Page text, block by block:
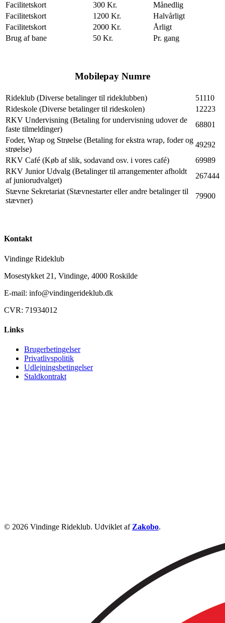
Facilitetskort 300 Kr.
Månedlig
Facilitetskort
1200 Kr.
Halvårligt
Facilitetskort
2000 Kr.
Årligt
Brug af bane
50 Kr. Pr. gang
Mobilepay Numre
Rideklub (Diverse betalinger til rideklubben)
51110
Rideskole (Diverse betalinger til rideskolen)
12223
RKV Undervisning (Betaling for undervisning udover de
faste tilmeldinger)
68801
Foder, Wrap og Strøelse (Betaling for ekstra wrap, foder og
strøelse)
49292
RKV Café (Køb af slik, sodavand osv. i vores café)
69989
RKV Junior Udvalg (Betalinger til arrangementer afholdt
af juniorudvalget)
267444
Stævne Sekretariat (Stævnestarter eller andre betalinger til
stævner)
79900
Kontakt
Vindinge Rideklub
Mosestykket 21, Vindinge, 4000 Roskilde
E-mail: info@vindingerideklub.dk
CVR: 71934012
Links
Brugerbetingelser
Privatlivspolitik
Udlejningsbetingelser
Staldkontrakt
© 2026 Vindinge Rideklub. Udviklet af Zakobo.